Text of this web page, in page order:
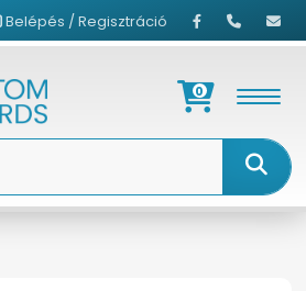
Belépés / Regisztráció
0